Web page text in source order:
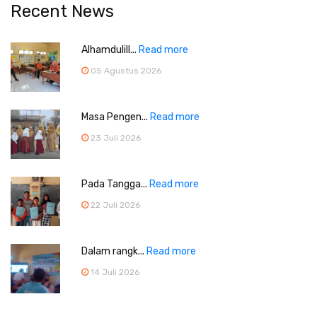
Recent News
Alhamdulill... Read more
05 Agustus 2026
Masa Pengen... Read more
23 Juli 2026
Pada Tangga... Read more
22 Juli 2026
Dalam rangk... Read more
14 Juli 2026